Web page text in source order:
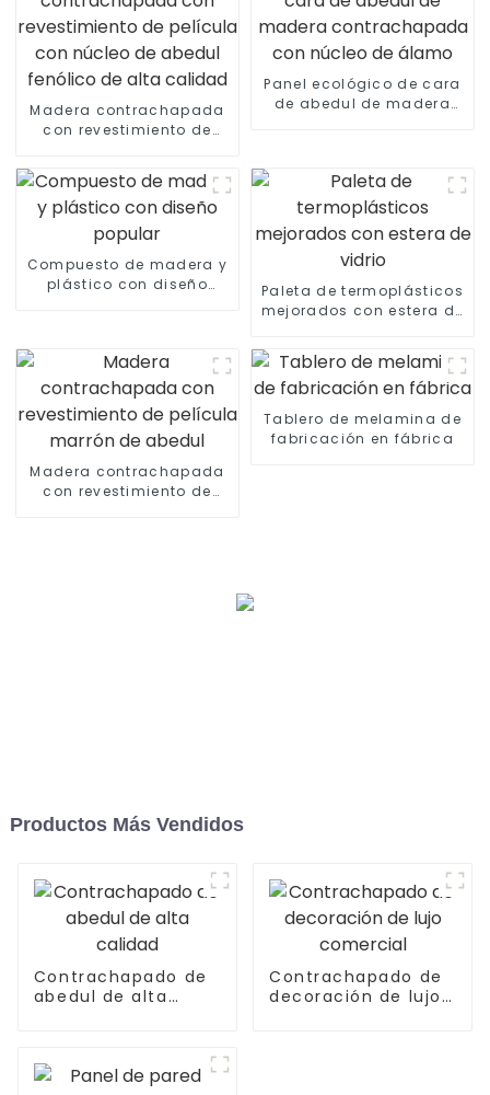
Madera contrachapada
con revestimiento de
abedul fenólico de alta
calidad
Panel ecológico de cara
de abedul de madera
Compuesto de madera y
plástico con diseño
Paleta de termoplásticos
mejorados con estera de
Madera contrachapada
con revestimiento de
Tablero de melamina de
fabricación en fábrica
Productos Más Vendidos
Contrachapado de
abedul de alta
Contrachapado de
decoración de lujo